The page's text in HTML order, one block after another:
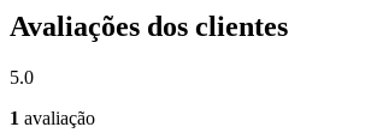
Avaliações dos clientes
5.0
1 avaliação